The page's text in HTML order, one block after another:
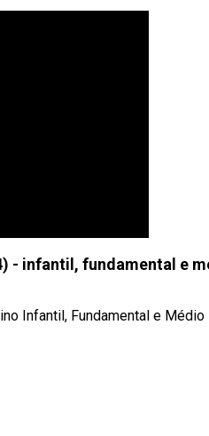
- infantil, fundamental e
Infantil, Fundamental e Médio